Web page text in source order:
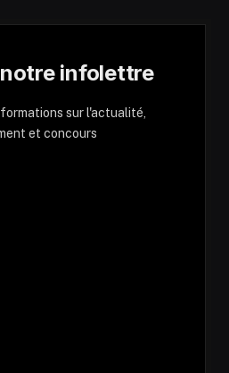
infolettre
sur l'actualité,
et concours